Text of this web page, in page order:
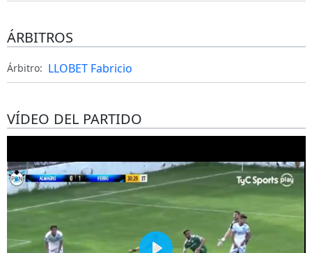
ÁRBITROS
Árbitro: LLOBET Fabricio
VÍDEO DEL PARTIDO